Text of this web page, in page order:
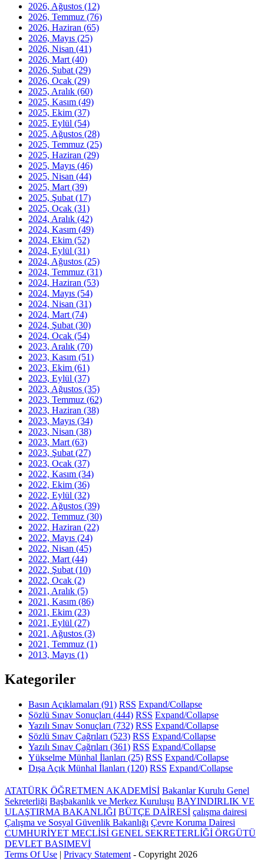
2026, Ağustos (12)
2026, Temmuz (76)
2026, Haziran (65)
2026, Mayıs (25)
2026, Nisan (41)
2026, Mart (40)
2026, Şubat (29)
2026, Ocak (29)
2025, Aralık (60)
2025, Kasım (49)
2025, Ekim (37)
2025, Eylül (54)
2025, Ağustos (28)
2025, Temmuz (25)
2025, Haziran (29)
2025, Mayıs (46)
2025, Nisan (44)
2025, Mart (39)
2025, Şubat (17)
2025, Ocak (31)
2024, Aralık (42)
2024, Kasım (49)
2024, Ekim (52)
2024, Eylül (31)
2024, Ağustos (25)
2024, Temmuz (31)
2024, Haziran (53)
2024, Mayıs (54)
2024, Nisan (31)
2024, Mart (74)
2024, Şubat (30)
2024, Ocak (54)
2023, Aralık (70)
2023, Kasım (51)
2023, Ekim (61)
2023, Eylül (37)
2023, Ağustos (35)
2023, Temmuz (62)
2023, Haziran (38)
2023, Mayıs (34)
2023, Nisan (38)
2023, Mart (63)
2023, Şubat (27)
2023, Ocak (37)
2022, Kasım (34)
2022, Ekim (36)
2022, Eylül (32)
2022, Ağustos (39)
2022, Temmuz (30)
2022, Haziran (22)
2022, Mayıs (24)
2022, Nisan (45)
2022, Mart (44)
2022, Şubat (10)
2022, Ocak (2)
2021, Aralık (5)
2021, Kasım (86)
2021, Ekim (23)
2021, Eylül (27)
2021, Ağustos (3)
2021, Temmuz (1)
2013, Mayıs (1)
Kategoriler
Basın Açıklamaları (91) RSS Expand/Collapse
Sözlü Sınav Sonuçları (444) RSS Expand/Collapse
Yazılı Sınav Sonuçları (732) RSS Expand/Collapse
Sözlü Sınav Çağrıları (523) RSS Expand/Collapse
Yazılı Sınav Çağrıları (361) RSS Expand/Collapse
Yükselme Münhal İlanları (25) RSS Expand/Collapse
Dışa Açık Münhal İlanları (120) RSS Expand/Collapse
ATATÜRK ÖĞRETMEN AKADEMİSİ Bakanlar Kurulu Genel
Sekreterliği Başbakanlık ve Merkez Kuruluşu BAYINDIRLIK VE
ULAŞTIRMA BAKANLIĞI BÜTÇE DAİRESİ çalışma dairesi
Çalışma ve Sosyal Güvenlik Bakanlığı Çevre Koruma Dairesi
CUMHURİYET MECLİSİ GENEL SEKRETERLİĞİ ÖRGÜTÜ
DEVLET BASIMEVİ
Terms Of Use | Privacy Statement - Copyright 2026